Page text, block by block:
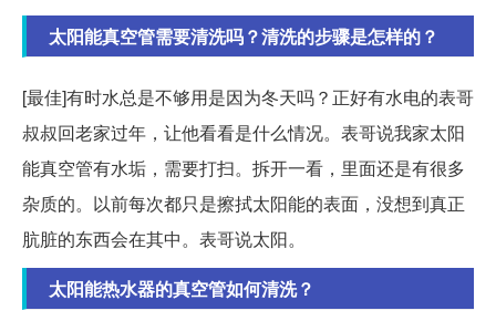
太阳能真空管需要清洗吗？清洗的步骤是怎样的？
[最佳]有时水总是不够用是因为冬天吗？正好有水电的表哥
叔叔回老家过年，让他看看是什么情况。表哥说我家太阳
能真空管有水垢，需要打扫。拆开一看，里面还是有很多
杂质的。以前每次都只是擦拭太阳能的表面，没想到真正
肮脏的东西会在其中。表哥说太阳。
太阳能热水器的真空管如何清洗？